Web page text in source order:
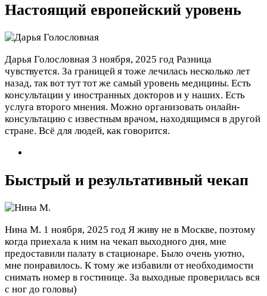
Настоящий европейский уровень
Дарья Голословная 3 ноября, 2025 год Разница
чувствуется. За границей я тоже лечилась несколько лет
назад, так вот тут тот же самый уровень медицины. Есть
консультации у иностранных докторов и у наших. Есть
услуга второго мнения. Можно организовать онлайн-
консультацию с известным врачом, находящимся в другой
стране. Всё для людей, как говорится.
Быстрый и результативный чекап
Нина М. 1 ноября, 2025 год Я живу не в Москве, поэтому
когда приехала к ним на чекап выходного дня, мне
предоставили палату в стационаре. Было очень уютно,
мне понравилось. К тому же избавили от необходимости
снимать номер в гостинице. За выходные проверилась вся
с ног до головы)